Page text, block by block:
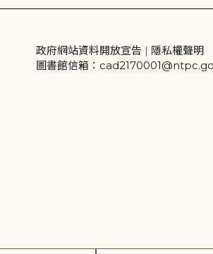
政府網站資料開放宣告 | 隱私權聲明
圖書館信箱：